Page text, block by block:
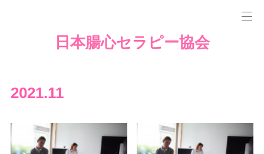
日本腸心セラピー協会
2021.11